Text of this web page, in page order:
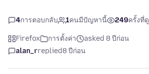
4การตอบกลับ 1คนมีปัญหานี้ 249ครั้งที่ดู
Firefox การตั้งค่า
asked 8 ปีก่อน
alan_rreplied8 ปีก่อน